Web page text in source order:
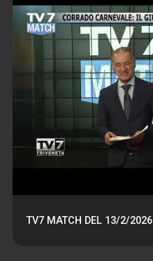
TV7 MATCH DEL 13/2/2026